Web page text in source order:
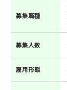
募集職種
募集人数
雇用形態